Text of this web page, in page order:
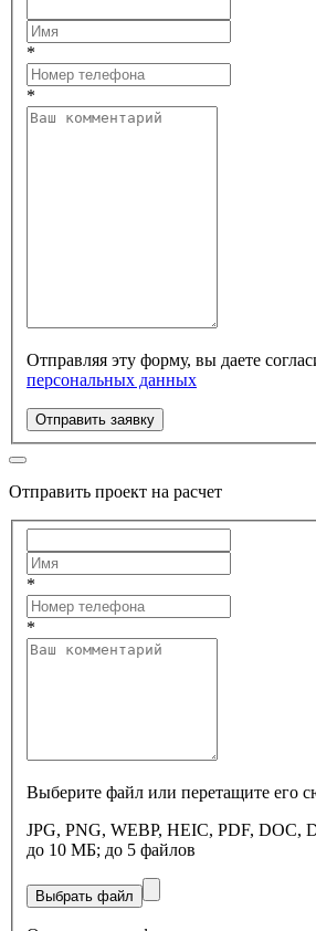
*
*
Отправляя эту форму, вы даете
персональных данных
Отправить заявку
Отправить проект на расчет
*
*
Выберите файл или перетащите его
JPG, PNG, WEBP, HEIC, PDF, DOC,
до 10 МБ; до 5 файлов
Выбрать файл